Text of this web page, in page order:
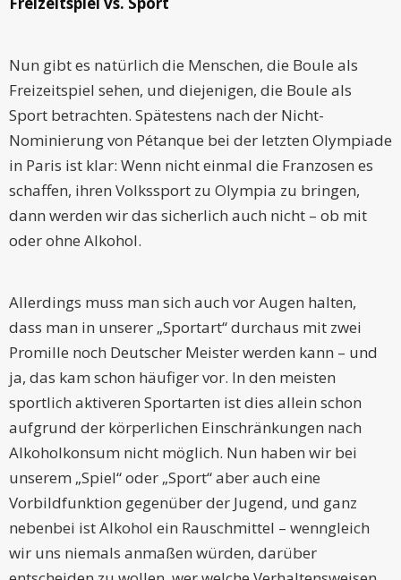
Nun gibt es natürlich die Menschen, die Boule als
Freizeitspiel sehen, und diejenigen, die Boule als
Sport betrachten. Spätestens nach der Nicht-
Nominierung von Pétanque bei der letzten Olympiade
in Paris ist klar: Wenn nicht einmal die Franzosen es
schaffen, ihren Volkssport zu Olympia zu bringen,
dann werden wir das sicherlich auch nicht – ob mit
oder ohne Alkohol.
Allerdings muss man sich auch vor Augen halten,
dass man in unserer „Sportart“ durchaus mit zwei
Promille noch Deutscher Meister werden kann – und
ja, das kam schon häufiger vor. In den meisten
sportlich aktiveren Sportarten ist dies allein schon
aufgrund der körperlichen Einschränkungen nach
Alkoholkonsum nicht möglich. Nun haben wir bei
unserem „Spiel“ oder „Sport“ aber auch eine
Vorbildfunktion gegenüber der Jugend, und ganz
nebenbei ist Alkohol ein Rauschmittel – wenngleich
wir uns niemals anmaßen würden, darüber